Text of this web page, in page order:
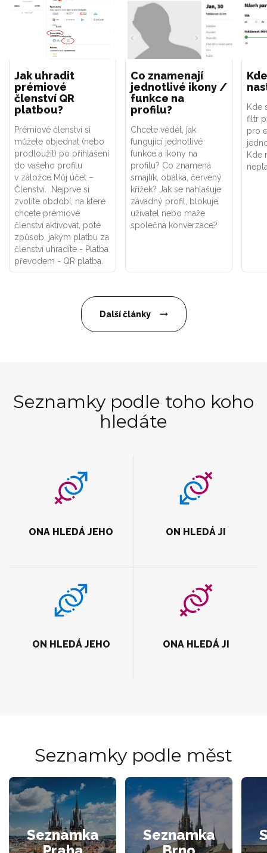
Jak uhradit
prémiové
členství QR
platbou?
Prémiové členství si
můžete objednat (nebo
prodloužit) po přihlášení
do vašeho profilu
v záložce Můj účet –
Členství. Nejprve si
zvolíte období, na které
chcete prémiové
členství aktivovat, poté
způsob, jakým platbu za
členství uhradíte - Platba
převodem - QR platba.
Co znamenají
jednotlivé ikony /
funkce na
profilu?
Chcete vědět, jak
fungující jednotlivé
funkce a ikony na
profilu? Co znamená
smajlík, obálka, červený
křížek? Jak se nahlašuje
závadný profil, blokuje
uživatel nebo maže
společná konverzace?
Kde
filtr
pro
Kde
Další články
Seznamky podle toho koho
hledáte
ONA HLEDÁ JEHO ON HLEDÁ JI
ON HLEDÁ JEHO ONA HLEDÁ JI
Seznamky podle měst
Seznamka
Seznamka